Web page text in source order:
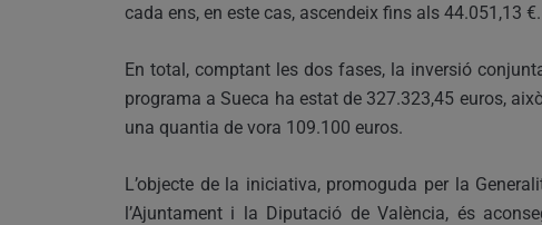
cada ens, en este cas, ascendeix fins als 44.051,13 €.
En total, comptant les dos fases, la inversió
programa a Sueca ha estat de 327.323,45 euros,
una quantia de vora 109.100 euros.
L’objecte de la iniciativa, promoguda per la
l’Ajuntament i la Diputació de València, és